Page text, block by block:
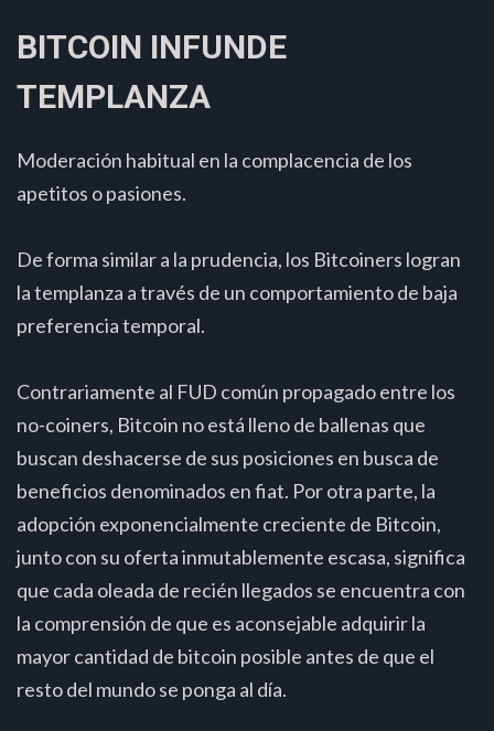
BITCOIN INFUNDE
TEMPLANZA
Moderación habitual en la complacencia de los
apetitos o pasiones.
De forma similar a la prudencia, los Bitcoiners logran
la templanza a través de un comportamiento de baja
preferencia temporal.
Contrariamente al FUD común propagado entre los
no-coiners, Bitcoin no está lleno de ballenas que
buscan deshacerse de sus posiciones en busca de
beneficios denominados en fiat. Por otra parte, la
adopción exponencialmente creciente de Bitcoin,
junto con su oferta inmutablemente escasa, significa
que cada oleada de recién llegados se encuentra con
la comprensión de que es aconsejable adquirir la
mayor cantidad de bitcoin posible antes de que el
resto del mundo se ponga al día.